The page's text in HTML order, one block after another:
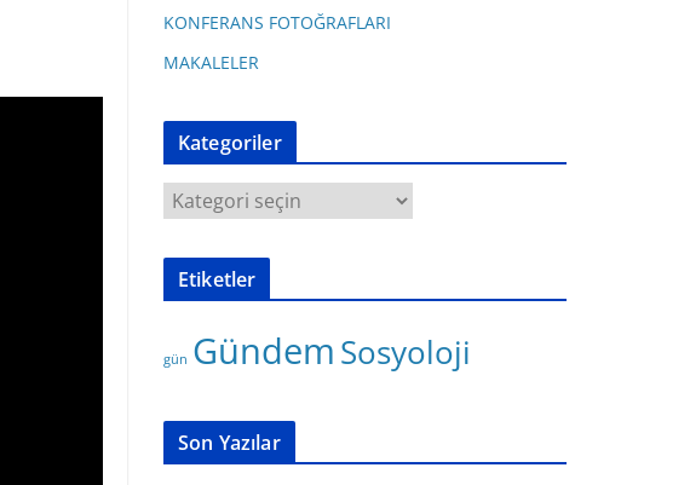
KONFERANS FOTOĞRAFLARI
MAKALELER
Kategoriler
a
t
e
Etiketler
gün GündemSosyoloji
Son Yazılar